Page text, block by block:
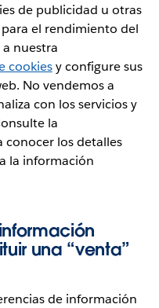
de publicidad u otras
el rendimiento del
nuestra
cookiesy configure sus
No vendemos a
con los servicios y
la
conocer los detalles
la información
una “venta”
de información